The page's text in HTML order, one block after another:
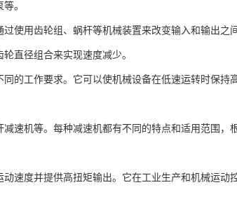
。
使用齿轮组、蜗杆等机械装置来改变输入和输出之
直径组合来实现速度减少。
的工作要求。它可以使机械设备在低速运转时保持
速机等。每种减速机都有不同的特点和适用范围，
速度并提供高扭矩输出。它在工业生产和机械运动